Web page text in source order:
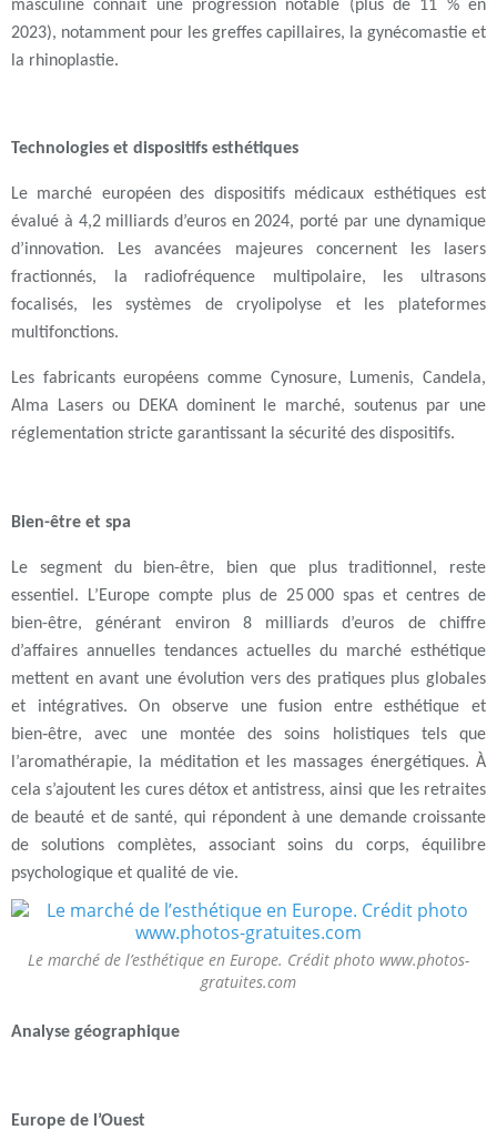
masculine connaît une progression notable (plus de 11 % en
2023), notamment pour les greffes capillaires, la gynécomastie et
la rhinoplastie.
Technologies et dispositifs esthétiques
Le marché européen des dispositifs médicaux esthétiquesest
évalué à 4,2 milliards d’euros en 2024, porté par une dynamique
d’innovation. Les avancées majeures concernent les lasers
fractionnés, la radiofréquence multipolaire, les ultrasons
focalisés, lessystèmes de cryolipolyse et les plateformes
multifonctions.
Les fabricants européens comme Cynosure, Lumenis, Candela,
Alma Lasers ou DEKA dominent le marché, soutenus par une
réglementation stricte garantissant la sécurité des dispositifs.
Bien-être et spa
Le segment du bien-être, bien que plus traditionnel, reste
essentiel. L’Europe compte plus de 25 000 spas et centres de
bien-être, générant environ 8 milliards d’euros de chiffre
d’affaires annuel les tendances actuelles du marché esthétique
mettent en avant une évolution vers des pratiques plus globales
et intégratives. On observe unefusion entre esthétique et
bien‑être, avec une montée dessoins holistiquestels que
l’aromathérapie, la méditationet les massages énergétiques. À
cela s’ajoutent les cures détox et antistress, ainsi que les retraites
de beauté et de santé, qui répondent à une demande croissante
de solutions complètes, associant soins du corps, équilibre
psychologique et qualité de vie.
Le marché de l’esthétique en Europe. Crédit photo www.photos-
gratuites.com
Analyse géographique
Europe de l’Ouest